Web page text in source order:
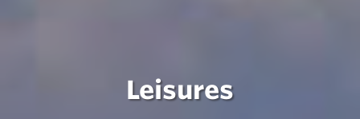
Leisures